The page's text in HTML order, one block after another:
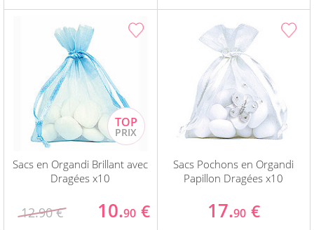
Sacs en Organdi Brillant avec
Dragées x10
12.90 € 10.90 €
Sacs Pochons en Organdi
Papillon Dragées x10
17.90 €